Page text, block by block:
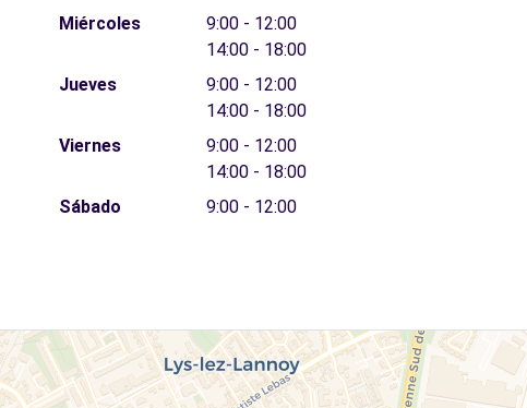
Miércoles
9:00 - 12:00
14:00 - 18:00
Jueves
9:00 - 12:00
14:00 - 18:00
Viernes
9:00 - 12:00
14:00 - 18:00
Sábado
9:00 - 12:00